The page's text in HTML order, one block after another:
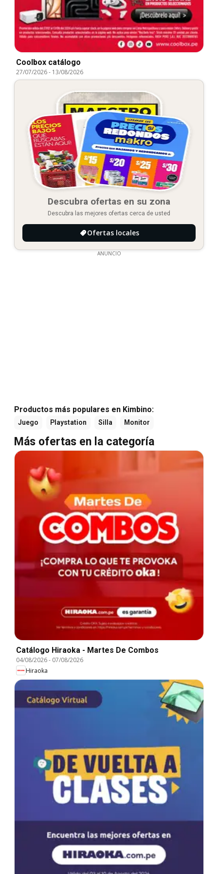
Coolbox catálogo
27/07/2026- 13/08/2026
Descubra ofertas en su zona
Descubra las mejores ofertas cerca de usted
Ofertas locales
ANUNCIO
Productos más populares en Kimbino:
Juego Playstation Silla Monitor
Más ofertas en la categoría
Catálogo Hiraoka - Martes De Combos
04/08/2026- 07/08/2026
Hiraoka